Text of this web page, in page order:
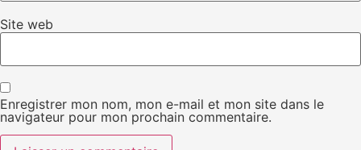
Site web
Enregistrer mon nom, mon e-mail et mon site dans le
navigateur pour mon prochain commentaire.